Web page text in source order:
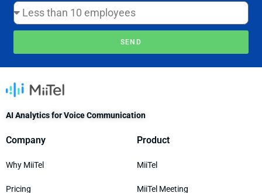
SEND
AI Analytics for Voice Communication
Company
Why MiiTel
Pricing
Product
MiiTel
MiiTel Meeting